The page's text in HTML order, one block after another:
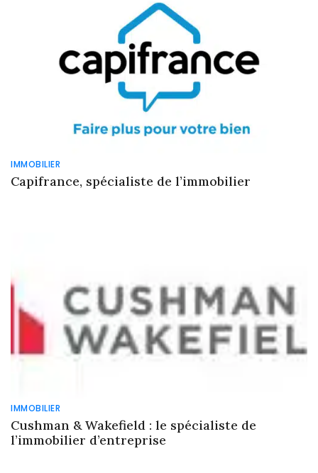
IMMOBILIER
Capifrance, spécialiste de l’immobilier
IMMOBILIER
Cushman & Wakefield : le spécialiste de
l’immobilier d’entreprise